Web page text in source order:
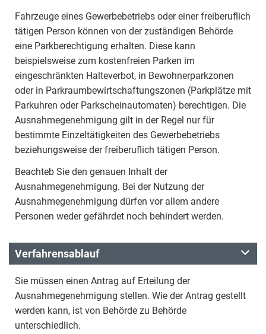
Fahrzeuge eines Gewerbebetriebs oder einer freiberuflich
tätigen Person können von der zuständigen Behörde
eine Parkberechtigung erhalten. Diese kann
beispielsweise zum kostenfreien Parken im
eingeschränkten Halteverbot, in Bewohnerparkzonen
oder in Parkraumbewirtschaftungszonen (Parkplätze mit
Parkuhren oder Parkscheinautomaten) berechtigen. Die
Ausnahmegenehmigung gilt in der Regel nur für
bestimmte Einzeltätigkeiten des Gewerbebetriebs
beziehungsweise der freiberuflich tätigen Person.
Beachteb Sie den genauen Inhalt der
Ausnahmegenehmigung. Bei der Nutzung der
Ausnahmegenehmigung dürfen vor allem andere
Personen weder gefährdet noch behindert werden.
Verfahrensablauf
Sie müssen einen Antrag auf Erteilung der
Ausnahmegenehmigung stellen. Wie der Antrag gestellt
werden kann, ist von Behörde zu Behörde
unterschiedlich.